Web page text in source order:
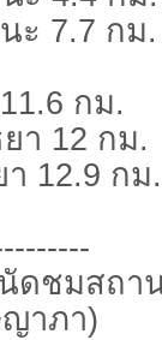
ะ 7.7 กม.
กม.
า 12 กม.
12.9 กม.
ดชมสถา
ญาภา)